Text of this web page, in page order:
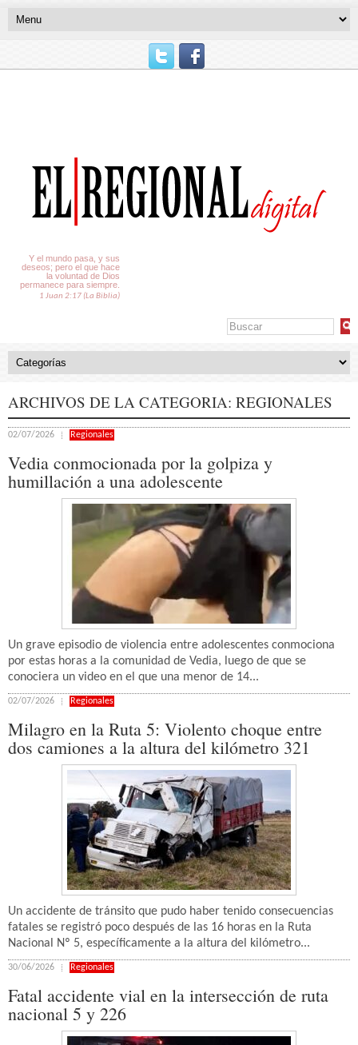
Y el mundo pasa, y sus
deseos; pero el que hace
la voluntad de Dios
permanece para siempre.
1 Juan 2:17 (La Biblia)
ARCHIVOS DE LA CATEGORIA: REGIONALES
02/07/2026 Regionales
Vedia conmocionada por la golpiza y
humillación a una adolescente
Un grave episodio de violencia entre adolescentes conmociona
por estas horas a la comunidad de Vedia, luego de que se
conociera un video en el que una menor de 14...
02/07/2026 Regionales
Milagro en la Ruta 5: Violento choque entre
dos camiones a la altura del kilómetro 321
Un accidente de tránsito que pudo haber tenido consecuencias
fatales se registró poco después de las 16 horas en la Ruta
Nacional Nº 5, específicamente a la altura del kilómetro...
30/06/2026 Regionales
Fatal accidente vial en la intersección de ruta
nacional 5 y 226